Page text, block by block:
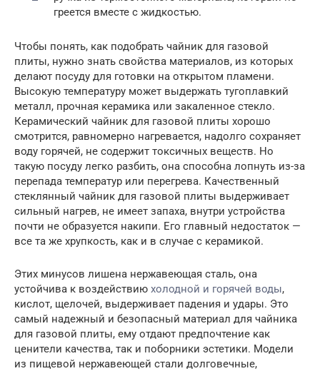
греется вместе с жидкостью.
Чтобы понять, как подобрать чайник для газовой
плиты, нужно знать свойства материалов, из которых
делают посуду для готовки на открытом пламени.
Высокую температуру может выдержать тугоплавкий
металл, прочная керамика или закаленное стекло.
Керамический чайник для газовой плиты хорошо
смотрится, равномерно нагревается, надолго сохраняет
воду горячей, не содержит токсичных веществ. Но
такую посуду легко разбить, она способна лопнуть из-за
перепада температур или перегрева. Качественный
стеклянный чайник для газовой плиты выдерживает
сильный нагрев, не имеет запаха, внутри устройства
почти не образуется накипи. Его главный недостаток —
все та же хрупкость, как и в случае с керамикой.
Этих минусов лишена нержавеющая сталь, она
устойчива к воздействию холодной и горячей воды,
кислот, щелочей, выдерживает падения и удары. Это
самый надежный и безопасный материал для чайника
для газовой плиты, ему отдают предпочтение как
ценители качества, так и поборники эстетики. Модели
из пищевой нержавеющей стали долговечные,